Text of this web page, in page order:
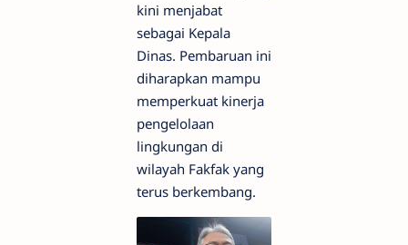
kini menjabat
sebagai Kepala
Dinas. Pembaruan ini
diharapkan mampu
memperkuat kinerja
pengelolaan
lingkungan di
wilayah Fakfak yang
terus berkembang.